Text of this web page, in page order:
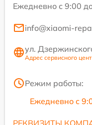
Ежедневно с 9:00
info@xiaomi-
ул.
Адрес сервисного
Режим работы:
Ежедневно с
РЕКВИЗИТЫ